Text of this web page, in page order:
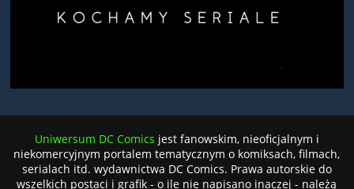
Uniwersum DC Comics jest fanowskim, nieoficjalnym i
niekomercyjnym portalem tematycznym o komiksach, filmach,
serialach itd. wydawnictwa DC Comics. Prawa autorskie do
wszelkich postaci i grafik - o ile nie napisano inaczej - należą